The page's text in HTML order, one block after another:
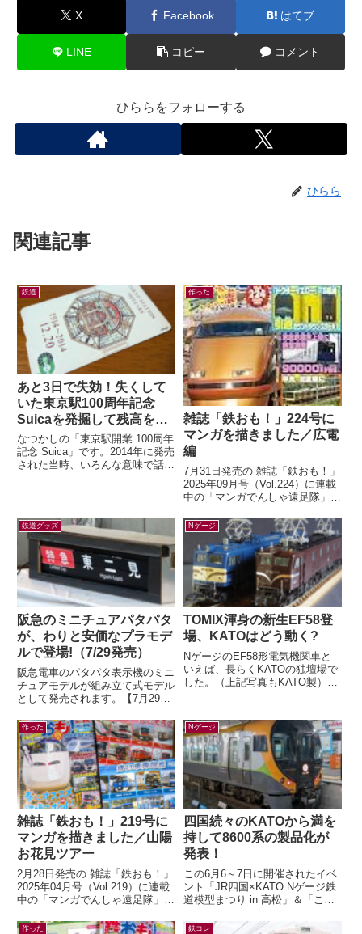
X Facebook はてブ
LINE コピー コメント
ひららをフォローする
ひらら
関連記事
鉄道
あと3日で失効！失くして
いた東京駅100周年記念
Suicaを発掘して残高を確
認したら…
なつかしの「東京駅開業 100周年
記念 Suica」です。2014年に発売
された当時、いろんな意味で話題
作った
雑誌「鉄おも！」224号に
マンガを描きました／広電
編
7月31日発売の 雑誌「鉄おも！」
2025年09月号（Vol.224）に連載
中の「マンガでんしゃ遠足隊」最
の路面電車で いくぜ！広...
鉄道グッズ
阪急のミニチュアパタパタ
が、わりと安価なプラモデ
ルで登場!（7/29発売）
阪急電車のパタパタ表示機のミニ
チュアモデルが組み立て式モデル
として発売されます。【7月29日
タパタ表示機が新登場！（HAN...
Nゲージ
TOMIX渾身の新生EF58登
場、KATOはどう動く?
NゲージのEF58形電気機関車と
いえば、長らくKATOの独壇場で
した。（上記写真もKATO製）す
か...
作った
雑誌「鉄おも！」219号に
マンガを描きました／山陽
お花見ツアー
2月28日発売の 雑誌「鉄おも！」
2025年04月号（Vol.219）に連載
中の「マンガでんしゃ遠足隊」最
ロマンの山陽お花見ツアー...
Nゲージ
四国続々のKATOから満を
持して8600系の製品化が
発表！
この6月6～7日に開催されたイベ
ント「JR四国×KATO Nゲージ鉄
道模型まつり in 高松」＆「こと
模型メーカー各社から四国の...
作った 鉄コレ